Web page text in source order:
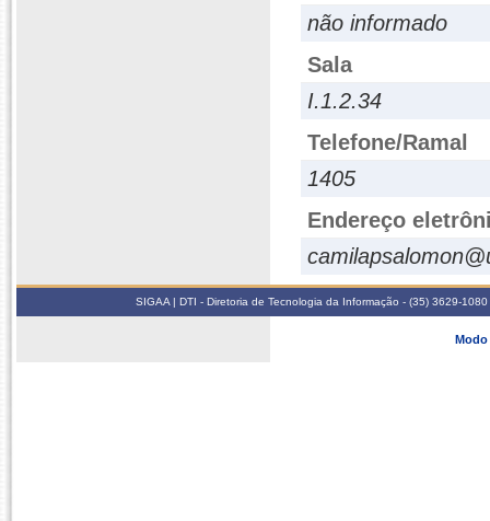
não informado
Sala
I.1.2.34
Telefone/Ramal
1405
Endereço
SIGAA | DTI - Diretoria de Tecnologia da Informação - (35) 3629-
Modo